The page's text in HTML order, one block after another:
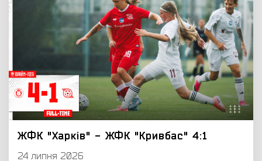
ЖФК "Харків" - ЖФК "Кривбас" 4:1
24 липня 2026